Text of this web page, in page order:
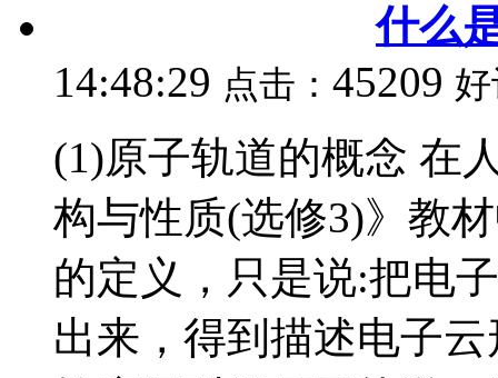
什么
14:48:29 点击： 45209
(1)原子轨道的概念 在
构与性质(选修3)》教
的定义，只是说:把电
出来，得到描述电子